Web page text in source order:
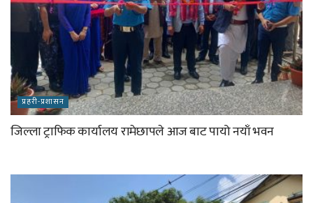
प्रहरी-प्रशासन
जिल्ला ट्राफिक कार्यालय रामेछापले आज बाट पायो नयाँ भवन